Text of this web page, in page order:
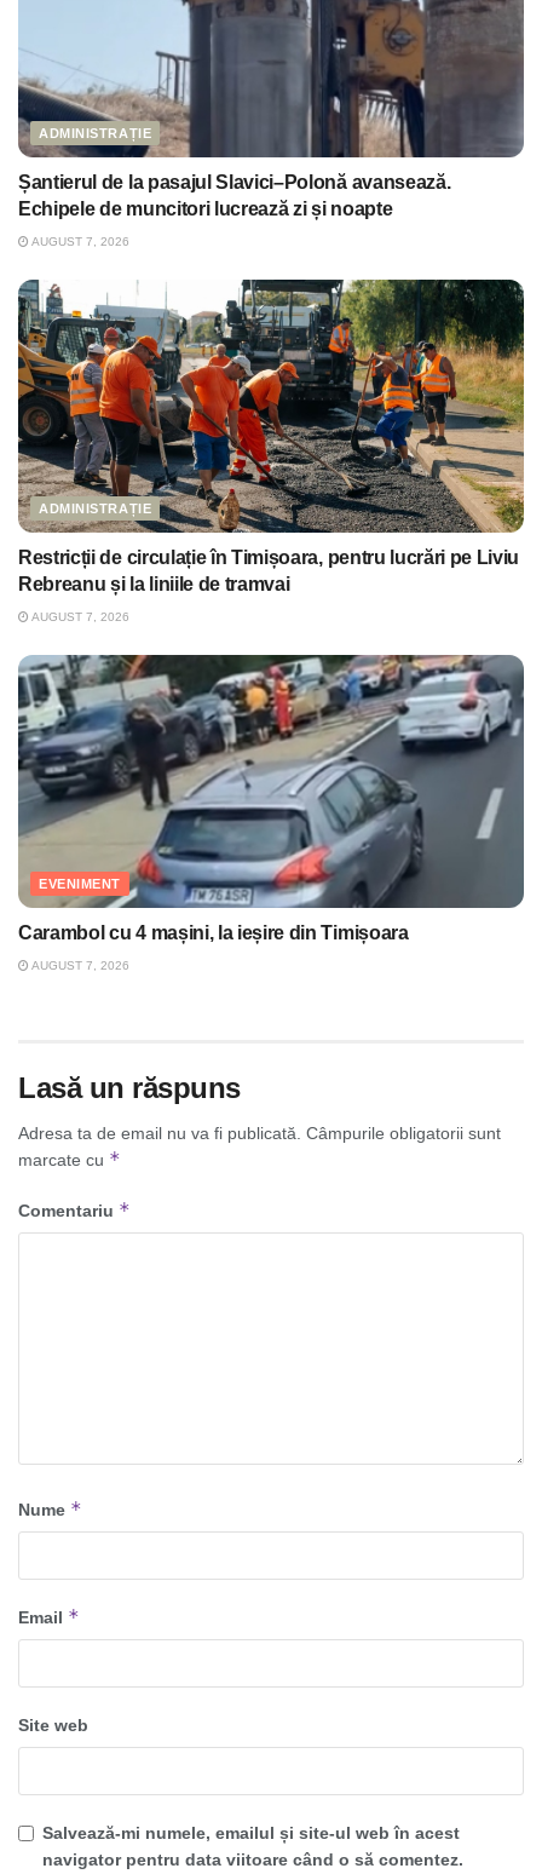
ADMINISTRAȚIE
Șantierul de la pasajul Slavici–Polonă avansează.
Echipele de muncitori lucrează zi și noapte
AUGUST 7, 2026
ADMINISTRAȚIE
Restricții de circulație în Timișoara, pentru lucrări pe Liviu
Rebreanu și la liniile de tramvai
AUGUST 7, 2026
EVENIMENT
Carambol cu 4 mașini, la ieșire din Timișoara
AUGUST 7, 2026
Lasă un răspuns
Adresa ta de email nu va fi publicată. Câmpurile obligatorii sunt
marcate cu *
Comentariu *
Nume *
Email *
Site web
Salvează-mi numele, emailul și site-ul web în acest
navigator pentru data viitoare când o să comentez.